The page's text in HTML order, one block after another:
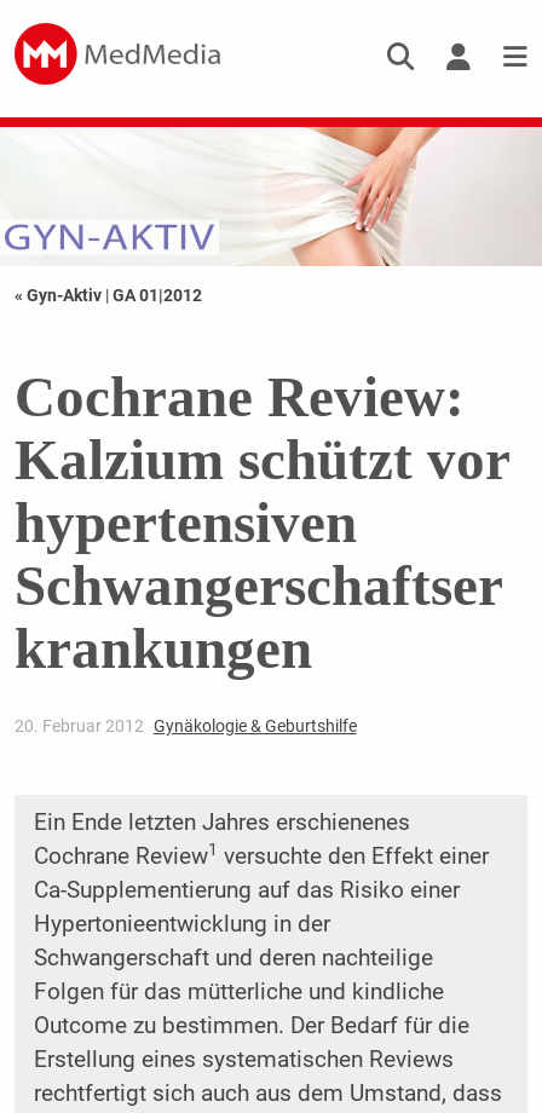
« Gyn-Aktiv |GA 01|2012
Cochrane Review:
Kalzium schützt vor
hypertensiven
Schwangerschaftser
krankungen
20. Februar 2012 Gynäkologie & Geburtshilfe
Ein Ende letzten Jahres erschienenes
Cochrane Review1 versuchte den Effekt einer
Ca-Supplementierung auf das Risiko einer
Hypertonieentwicklung in der
Schwangerschaft und deren nachteilige
Folgen für das mütterliche und kindliche
Outcome zu bestimmen. Der Bedarf für die
Erstellung eines systematischen Reviews
rechtfertigt sich auch aus dem Umstand, dass